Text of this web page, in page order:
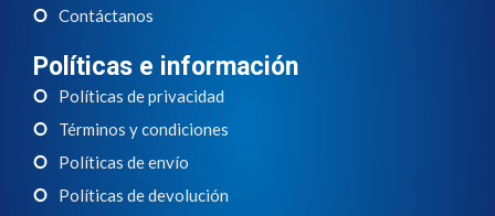
Contáctanos
Políticas e información
Políticas de privacidad
Términos y condiciones
Políticas de envío
Políticas de devolución